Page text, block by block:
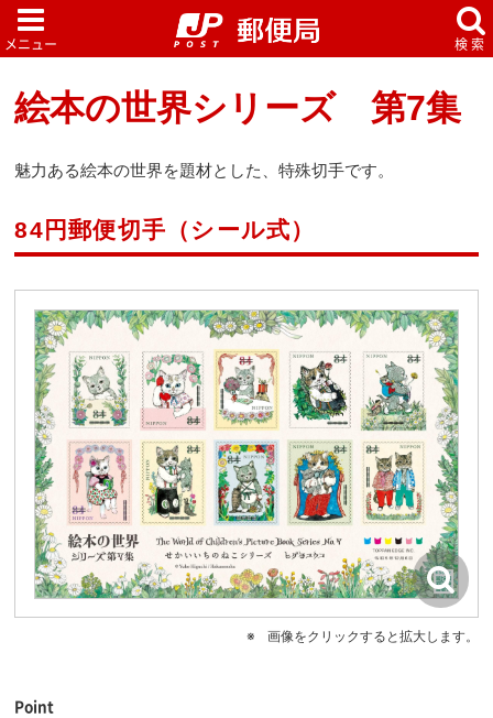
絵本の世界シリーズ 第7集
魅力ある絵本の世界を題材とした、特殊切手です。
84円郵便切手（シール式）
画像をクリックすると拡大します。
Point